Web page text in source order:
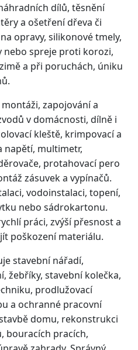
dílů, těsnění
a ošetření dřeva či
opravy, silikonové tmely,
nebo spreje proti korozi,
a při poruchách, úniku
zapojování a
v domácnosti, dílně i
kleště, krimpovací a
napětí, multimetr,
protahovací pero
zásuvek a vypínačů.
vodoinstalaci, topení,
nebo sádrokartonu.
práci, zvýší přesnost a
poškození materiálu.
stavební nářadí,
žebříky, stavební kolečka,
prodlužovací
a ochranné pracovní
domu, rekonstrukci
bouracích pracích,